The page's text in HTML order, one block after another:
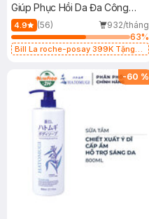
Giúp Phục Hồi Da Đa Công
Dụng 40ml
4.9 (56)
932/tháng
63%
Bill La roche-posay 399K Tặng
(SL có hạn)
-60 %